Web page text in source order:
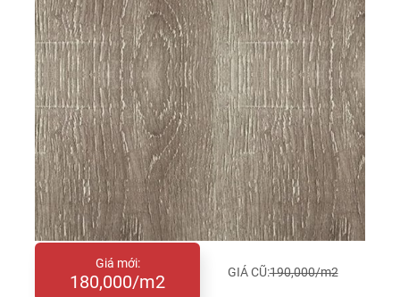
Giá mới:
180,000/m2 GIÁ CŨ:190,000/m2